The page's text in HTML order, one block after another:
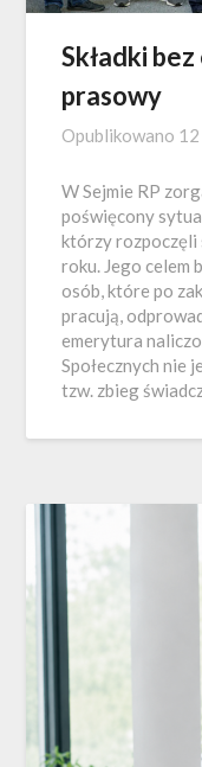
Składki
prasowy
Opublikowano
W Sejmie RP
poświęcony
którzy rozpoczęli
roku. Jego celem
osób, które po
pracują,
emerytura
Społecznych nie
tzw. zbieg